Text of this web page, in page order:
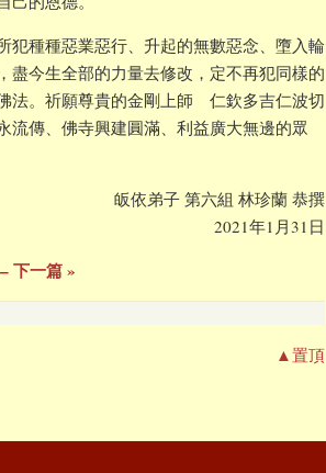
犯種種惡業惡行、升起的無數惡念、墮入輪
盡今生全部的力量去修改，定不再犯同樣的
法。祈願尊貴的金剛上師 仁欽多吉仁波切
流傳、佛寺興建圓滿、利益廣大無邊的眾
皈依弟子 第六組 林珍蘭 恭撰
2021年1月31日
–下一篇 »
▲置頂